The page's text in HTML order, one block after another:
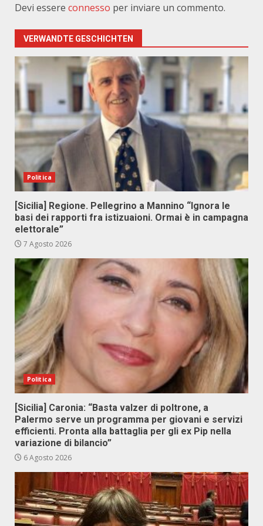
Devi essere connesso per inviare un commento.
VERWANDTE GESCHICHTEN
Politica
[Sicilia] Regione. Pellegrino a Mannino “Ignora le
basi dei rapporti fra istizuaioni. Ormai è in campagna
elettorale”
7 Agosto 2026
Politica
[Sicilia] Caronia: “Basta valzer di poltrone, a
Palermo serve un programma per giovani e servizi
efficienti. Pronta alla battaglia per gli ex Pip nella
variazione di bilancio”
6 Agosto 2026